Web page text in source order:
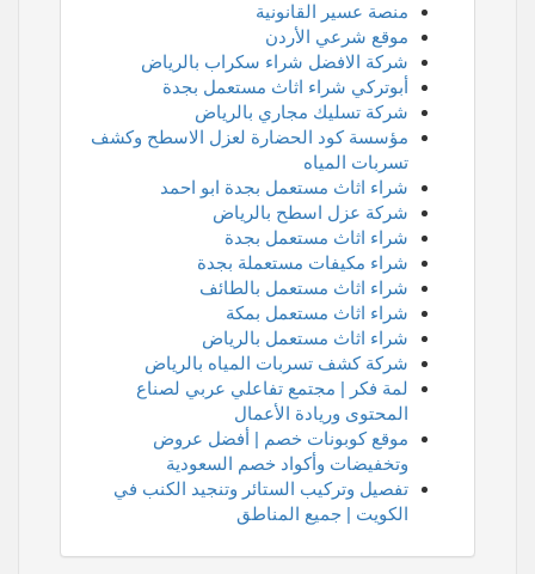
منصة عسير القانونية
موقع شرعي الأردن
شركة الافضل شراء سكراب بالرياض
أبوتركي شراء اثاث مستعمل بجدة
شركة تسليك مجاري بالرياض
مؤسسة كود الحضارة لعزل الاسطح وكشف
تسربات المياه
شراء اثاث مستعمل بجدة ابو احمد
شركة عزل اسطح بالرياض
شراء اثاث مستعمل بجدة
شراء مكيفات مستعملة بجدة
شراء اثاث مستعمل بالطائف
شراء اثاث مستعمل بمكة
شراء اثاث مستعمل بالرياض
شركة كشف تسربات المياه بالرياض
لمة فكر | مجتمع تفاعلي عربي لصناع
المحتوى وريادة الأعمال
موقع كوبونات خصم | أفضل عروض
وتخفيضات وأكواد خصم السعودية
تفصيل وتركيب الستائر وتنجيد الكنب في
الكويت | جميع المناطق